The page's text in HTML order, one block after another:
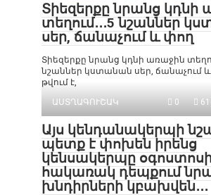
Տիեզերքը նրանց կդնի
տեղում․․․5 նշաններ
սեր, ճանաչում և փող
Տիեզերքը նրանց կդնի առաջին
նշաններ կստանան սեր, ճանաչում
թվում է,
ԱՍՏՂԱԳՈՒՇԱԿ
0
Այս կենդանակերպի
պետք է փոխեն իրենց
կենսակերպը
հակառակ դեպքում
խնդիրների կբախվեն․․․